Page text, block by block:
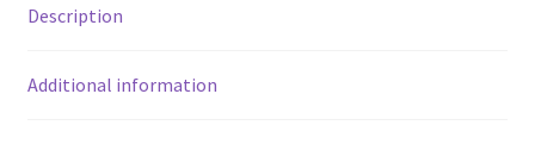
Description
Additional information